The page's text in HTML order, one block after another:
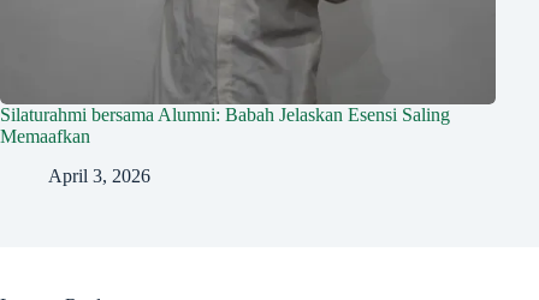
Silaturahmi bersama Alumni: Babah Jelaskan Esensi Saling
Memaafkan
April 3, 2026